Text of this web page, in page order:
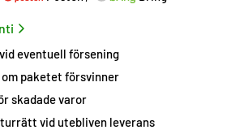
eventuell försening
om paketet försvinner
skadade varor
vid utebliven leverans